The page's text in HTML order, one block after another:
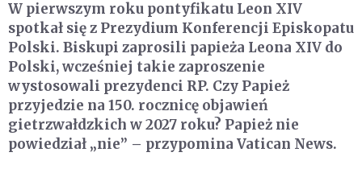
W pierwszym roku pontyfikatu Leon XIV
spotkał się z Prezydium Konferencji Episkopatu
Polski. Biskupi zaprosili papieża Leona XIV do
Polski, wcześniej takie zaproszenie
wystosowali prezydenci RP. Czy Papież
przyjedzie na 150. rocznicę objawień
gietrzwałdzkich w 2027 roku? Papież nie
powiedział „nie” – przypomina Vatican News.